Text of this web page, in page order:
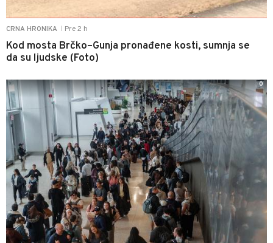
CRNA HRONIKA Pre 2 h
Kod mosta Brčko–Gunja pronađene kosti, sumnja se
da su ljudske (Foto)
0